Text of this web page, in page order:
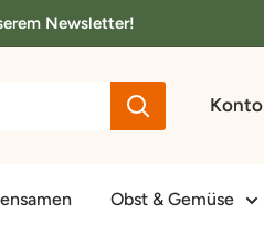
Newsletter!
Konto
Obst & Gemüse